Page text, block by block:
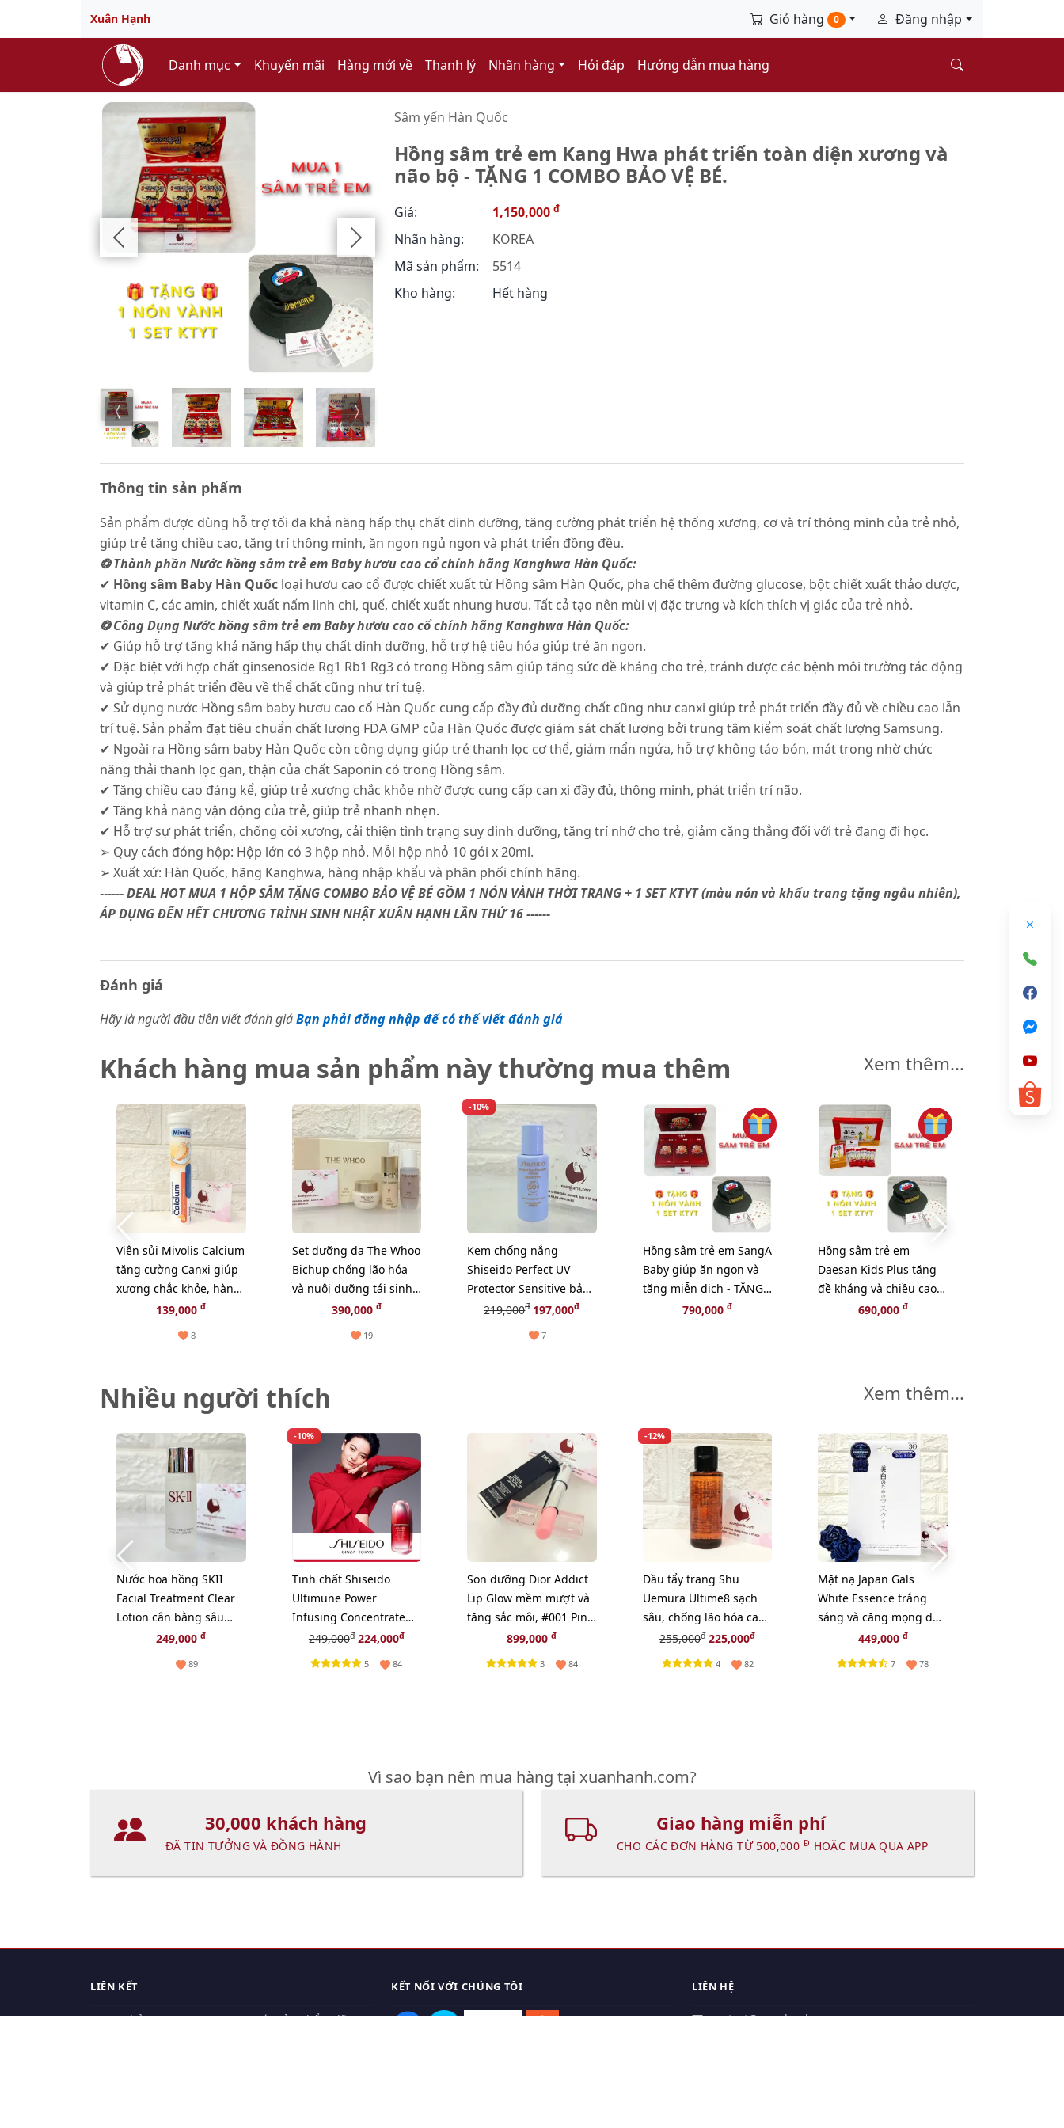
Xuân Hạnh Giỏ hàng 0 Đăng nhập
Danh mục Khuyến mãi Hàng mới về Thanh lý Nhãn hàng Hỏi đáp Hướng dẫn mua hàng
Sâm yến Hàn Quốc
Hồng sâm trẻ em Kang Hwa phát triển toàn diện xương và
não bộ - TẶNG 1 COMBO BẢO VỆ BÉ.
Giá: 1,150,000 đ
Nhãn hàng:
KOREA
Mã sản phẩm:
5514
Kho hàng:
Hết hàng
Thông tin sản phẩm
Sản phẩm được dùng hỗ trợ tối đa khả năng hấp thụ chất dinh dưỡng, tăng cường phát triển hệ thống xương, cơ và trí thông minh của trẻ nhỏ,
giúp trẻ tăng chiều cao, tăng trí thông minh, ăn ngon ngủ ngon và phát triển đồng đều.
❂ Thành phần Nước hồng sâm trẻ em Baby hươu cao cổ chính hãng Kanghwa Hàn Quốc:
✔ Hồng sâm Baby Hàn Quốc loại hươu cao cổ được chiết xuất từ Hồng sâm Hàn Quốc, pha chế thêm đường glucose, bột chiết xuất thảo dược,
vitamin C, các amin, chiết xuất nấm linh chi, quế, chiết xuất nhung hươu. Tất cả tạo nên mùi vị đặc trưng và kích thích vị giác của trẻ nhỏ.
❂ Công Dụng Nước hồng sâm trẻ em Baby hươu cao cổ chính hãng Kanghwa Hàn Quốc:
✔ Giúp hỗ trợ tăng khả năng hấp thụ chất dinh dưỡng, hỗ trợ hệ tiêu hóa giúp trẻ ăn ngon.
✔ Đặc biệt với hợp chất ginsenoside Rg1 Rb1 Rg3 có trong Hồng sâm giúp tăng sức đề kháng cho trẻ, tránh được các bệnh môi trường tác động
và giúp trẻ phát triển đều về thể chất cũng như trí tuệ.
✔ Sử dụng nước Hồng sâm baby hươu cao cổ Hàn Quốc cung cấp đầy đủ dưỡng chất cũng như canxi giúp trẻ phát triển đầy đủ về chiều cao lẫn
trí tuệ. Sản phẩm đạt tiêu chuẩn chất lượng FDA GMP của Hàn Quốc được giám sát chất lượng bởi trung tâm kiểm soát chất lượng Samsung.
✔ Ngoài ra Hồng sâm baby Hàn Quốc còn công dụng giúp trẻ thanh lọc cơ thể, giảm mẩn ngứa, hỗ trợ không táo bón, mát trong nhờ chức
năng thải thanh lọc gan, thận của chất Saponin có trong Hồng sâm.
✔ Tăng chiều cao đáng kể, giúp trẻ xương chắc khỏe nhờ được cung cấp can xi đầy đủ, thông minh, phát triển trí não.
✔ Tăng khả năng vận động của trẻ, giúp trẻ nhanh nhẹn.
✔ Hỗ trợ sự phát triển, chống còi xương, cải thiện tình trạng suy dinh dưỡng, tăng trí nhớ cho trẻ, giảm căng thẳng đối với trẻ đang đi học.
➢ Quy cách đóng hộp: Hộp lớn có 3 hộp nhỏ. Mỗi hộp nhỏ 10 gói x 20ml.
➢ Xuất xứ: Hàn Quốc, hãng Kanghwa, hàng nhập khẩu và phân phối chính hãng.
------ DEAL HOT MUA 1 HỘP SÂM TẶNG COMBO BẢO VỆ BÉ GỒM 1 NÓN VÀNH THỜI TRANG + 1 SET KTYT (màu nón và khẩu trang tặng ngẫu nhiên),
ÁP DỤNG ĐẾN HẾT CHƯƠNG TRÌNH SINH NHẬT XUÂN HẠNH LẦN THỨ 16 ------
Đánh giá
Hãy là người đầu tiên viết đánh giáBạn phải đăng nhập để có thể viết đánh giá
Khách hàng mua sản phẩm này thường mua thêm Xem thêm...
Viên sủi Mivolis Calcium
tăng cường Canxi giúp
xương chắc khỏe, hàng
nội địa Đức - 20 viên
139,000đ
8
Set dưỡng da The Whoo
Bichup chống lão hóa
và nuôi dưỡng tái sinh
làn da, 3sp mini (HOT)
390,000 đ
19
-10%
Kem chống nắng
Shiseido Perfect UV
Protector Sensitive bảo
vệ toàn diện cho da
219,000đ197,000đ
7
Hồng sâm trẻ em SangA
Baby giúp ăn ngon và
tăng miễn dịch - TĂNG
1 COMBO BẢO VỆ BÉ
790,000đ
Hồng sâm trẻ em
Daesan Kids Plus tăng
đề kháng và chiều cao -
TẶNG 1 COMBO BẢO VỆ
690,000 đ
Nhiều người thích Xem thêm...
Nước hoa hồng SKII
Facial Treatment Clear
Lotion cân bằng sâu
cho da, 30ml
249,000đ
89
-10%
Tinh chất Shiseido
Ultimune Power
Infusing Concentrate
khôi phục, tái tạo da,
10ml
249,000đ224,000đ
5 84
Son dưỡng Dior Addict
Lip Glow mềm mượt và
tăng sắc môi, #001 Pink
- hồng tự nhiên (New)
899,000đ
3 84
-12%
Dầu tẩy trang Shu
Uemura Ultime8 sạch
sâu, chống lão hóa cao
cấp nhất - 50ml
255,000đ 225,000đ
4 82
Mặt nạ Japan Gals
White Essence trắng
sáng và căng mọng da -
449,000 đ
7 78
Vì sao bạn nên mua hàng tại xuanhanh.com?
30,000 khách hàng
ĐÃ TIN TƯỞNG VÀ ĐỒNG HÀNH
Giao hàng miễn phí
CHO CÁC ĐƠN HÀNG TỪ 500,000 Đ HOẶC MUA QUA APP
LIÊN KẾT
Trang chủ
Các sản phẩm đã
KẾT NỐI VỚI CHÚNG TÔI LIÊN HỆ
contact@xuanhanh.vn